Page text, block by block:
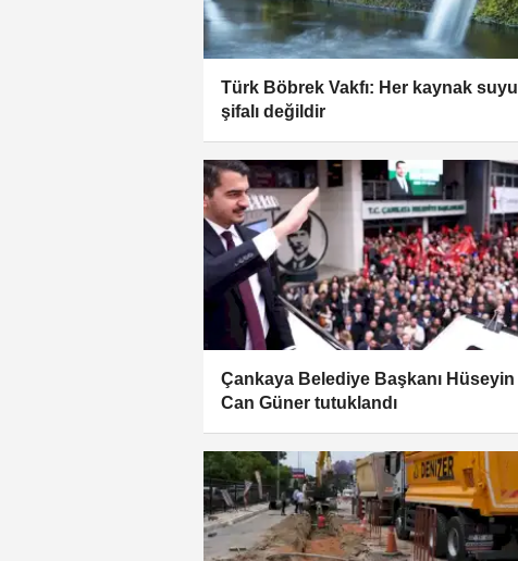
Türk Böbrek Vakfı: Her kaynak suyu
şifalı değildir
Çankaya Belediye Başkanı Hüseyin
Can Güner tutuklandı